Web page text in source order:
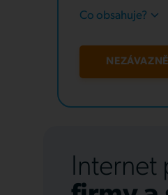
Co obsahuje?
Internet